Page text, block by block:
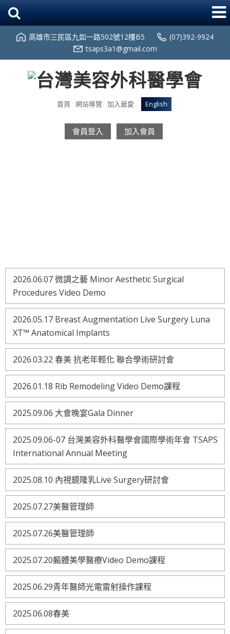
高雄市三民區九如一路502號12樓B5
(07)392-9924
tsaps3a1@gmail.com
首頁 網站導覽 加入最愛 English
會員登入 加入會員
2026.06.07 微調之藝 Minor Aesthetic Surgical
Procedures Video Demo
2026.05.17 Breast Augmentation Live Surgery Luna
XT™ Anatomical Implants
2026.03.22 春美 抗老年輕化 聯合學術研討會
2026.01.18 Rib Remodeling Video Demo課程
2025.09.06 大會晚宴Gala Dinner
2025.09.06-07 台灣美容外科醫學會國際學術年會 TSAPS
International Annual Meeting
2025.08.10 內視鏡隆乳Live Surgery研討會
2025.07.27美醫管理師
2025.07.26美醫管理師
2025.07.20軀體美學醫療Video Demo課程
2025.06.29青年醫師光電雷射操作課程
2025.06.08春美